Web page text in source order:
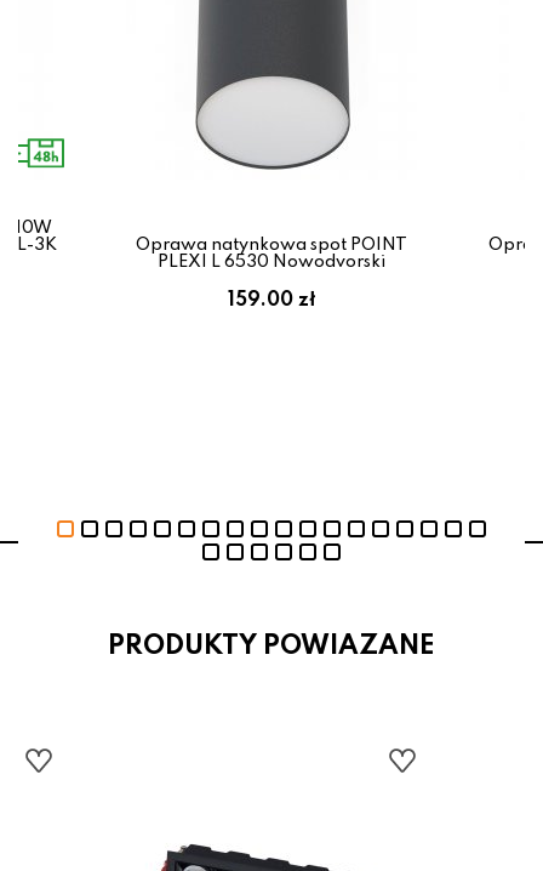
10W
BL-3K
Oprawa natynkowa spot POINT
PLEXI L 6530 Nowodvorski
159.00 zł
PRODUKTY POWIAZANE